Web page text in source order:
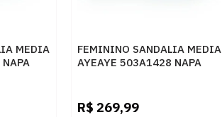
MEDIA
FEMININO SANDALIA MEDIA
AYEAYE 503A1428 NAPA
R$ 269,99